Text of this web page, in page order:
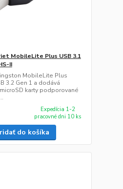
MobileLite Plus USB 3.1
II
MobileLite Plus
3.2 Gen 1 a dodává
karty podporované
Expedícia 1-2
pracovné dni 10 ks
do košíka